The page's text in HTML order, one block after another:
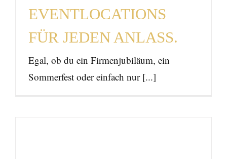
EVENTLOCATIONS
FÜR JEDEN ANLASS.
Egal, ob du ein Firmenjubiläum, ein
Sommerfest oder einfach nur [...]